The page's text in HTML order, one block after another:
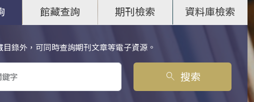
館藏查詢 期刊檢索 資料庫檢索
目錄外，可同時查詢期刊文章等電子資源。
search 搜索